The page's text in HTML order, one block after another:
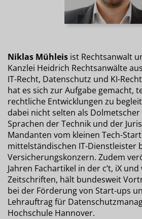
Niklas Mühleis ist Rechtsanwalt
Kanzlei Heidrich Rechtsanwälte
IT-Recht, Datenschutz und KI-
hat es sich zur Aufgabe gemacht,
rechtliche Entwicklungen zu
dabei nicht selten als Dolmetscher
Sprachen der Technik und der
Mandanten vom kleinen Tech-
mittelständischen IT-Dienstleister
Versicherungskonzern. Zudem
Jahren Fachartikel in der c’t, iX
Zeitschriften, hält bundesweit
bei der Förderung von Start-ups
Lehrauftrag für
Hochschule Hannover.